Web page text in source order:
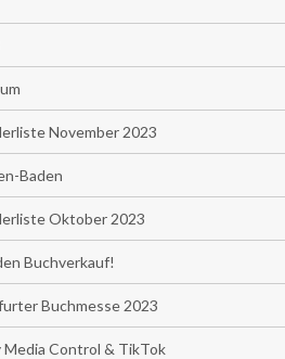
November 2023
Baden
Oktober 2023
Buchverkauf!
Buchmesse 2023
Control & TikTok